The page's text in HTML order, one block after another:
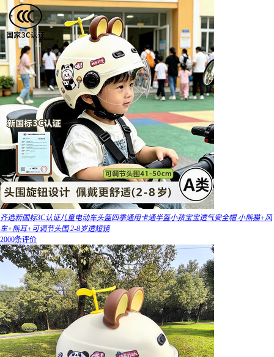
齐选新国标3C认证儿童电动车头盔四季通用卡通半盔小孩宝宝透气安全帽 小熊猫+风
车+熊耳+可调节头围 2-8岁透短镜
2000条评价